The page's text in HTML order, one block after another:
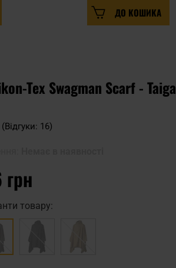
ДО КОШИКА
Tex Swagman Scarf - Taiga
(Відгуки: 16)
товару: